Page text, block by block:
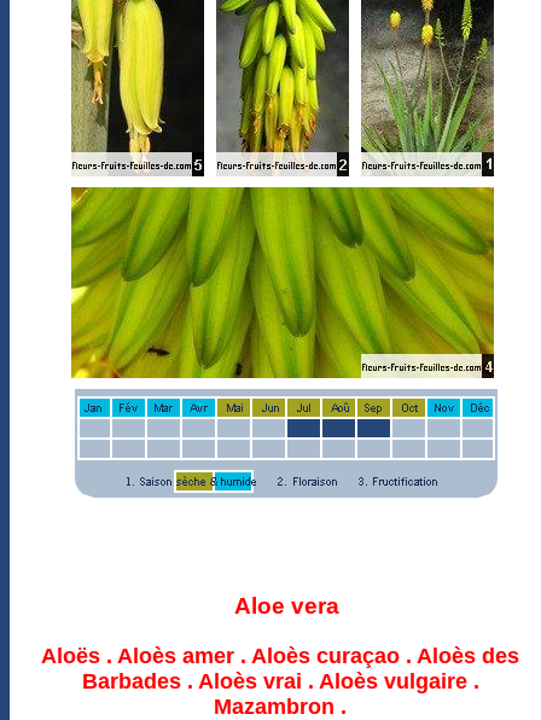
Aloe vera
Aloës . Aloès amer . Aloès curaçao . Aloès des
Barbades . Aloès vrai . Aloès vulgaire .
Mazambron .